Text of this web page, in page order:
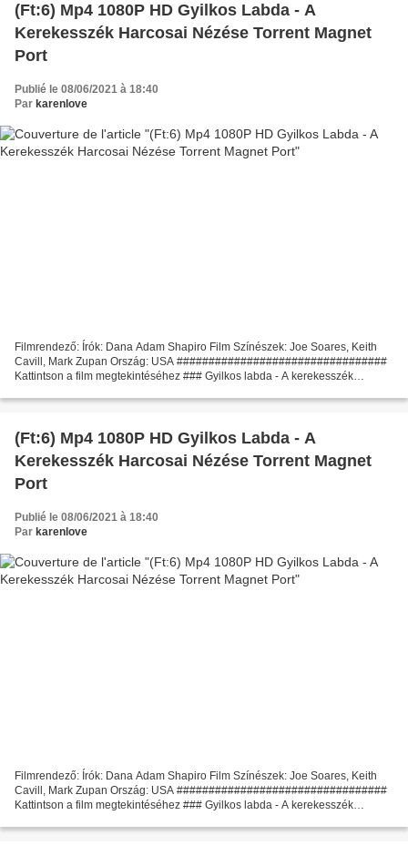
(Ft:6) Mp4 1080P HD Gyilkos Labda - A
Kerekesszék Harcosai Nézése Torrent Magnet
Port
Publié le 08/06/2021 à 18:40
Par karenlove
Filmrendező: Írók: Dana Adam Shapiro Film Színészek: Joe Soares, Keith
Cavill, Mark Zupan Ország: USA #################################
Kattintson a film megtekintéséhez ### Gyilkos labda - A kerekesszék
(Ft:6) Mp4 1080P HD Gyilkos Labda - A
Kerekesszék Harcosai Nézése Torrent Magnet
Port
Publié le 08/06/2021 à 18:40
Par karenlove
Filmrendező: Írók: Dana Adam Shapiro Film Színészek: Joe Soares, Keith
Cavill, Mark Zupan Ország: USA #################################
Kattintson a film megtekintéséhez ### Gyilkos labda - A kerekesszék